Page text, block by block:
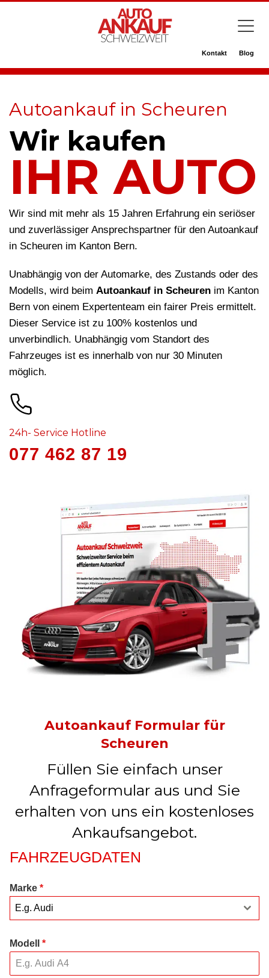
Kontakt Blog
Autoankauf in Scheuren
Wir kaufen
IHR AUTO
Wir sind mit mehr als 15 Jahren Erfahrung ein seriöser
und zuverlässiger Ansprechspartner für den Autoankauf
in Scheuren im Kanton Bern.
Unabhängig von der Automarke, des Zustands oder des
Modells, wird beim Autoankauf in Scheuren im Kanton
Bern von einem Expertenteam ein fairer Preis ermittelt.
Dieser Service ist zu 100% kostenlos und
unverbindlich. Unabhängig vom Standort des
Fahrzeuges ist es innerhalb von nur 30 Minuten
möglich.
24h- Service Hotline
077 462 87 19
Autoankauf Formular für
Scheuren
Füllen Sie einfach unser
Anfrageformular aus und Sie
erhalten von uns ein kostenloses
Ankaufsangebot.
FAHRZEUGDATEN
Marke *
E.g. Audi
Modell *